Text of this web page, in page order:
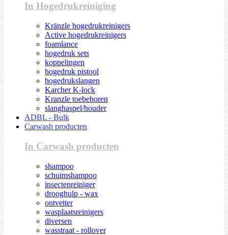
In Hogedrukreiniging
Kränzle hogedrukreinigers
Active hogedrukreinigers
foamlance
hogedruk sets
koppelingen
hogedruk pistool
hogedrukslangen
Karcher K-lock
Kranzle toebehoren
slanghaspel/houder
ADBL - Bulk
Carwash producten
In Carwash producten
shampoo
schuimshampoo
insectenreiniger
drooghulp - wax
ontvetter
wasplaatsreinigers
diversen
wasstraat - rollover